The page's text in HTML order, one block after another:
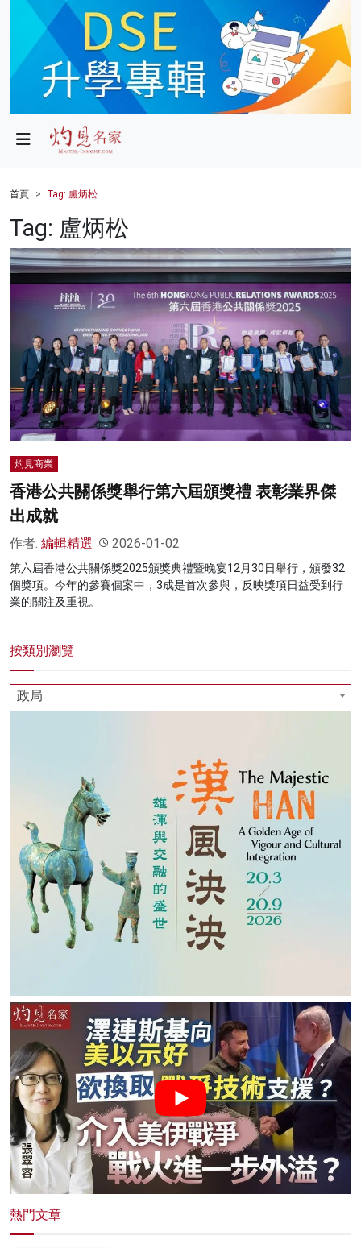
政局
財經
健康
商業
影片
名家榜
灼見活動
首頁 Tag: 盧炳松
Tag: 盧炳松
灼見商業
香港公共關係獎舉行第六屆頒獎禮 表彰業界傑
出成就
作者: 編輯精選 2026-01-02
第六屆香港公共關係獎2025頒獎典禮暨晚宴12月30日舉行，頒發32
個獎項。今年的參賽個案中，3成是首次參與，反映獎項日益受到行
業的關注及重視。
按類別瀏覽
政局
熱門文章